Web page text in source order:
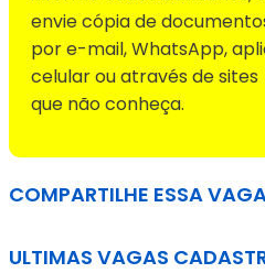
envie cópia de
por e-mail, WhatsApp,
celular ou através de sites
que não conheça.
COMPARTILHE ESSA
ULTIMAS VAGAS